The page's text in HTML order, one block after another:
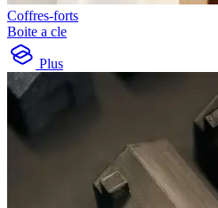
Coffres-forts
Boite a cle
Plus